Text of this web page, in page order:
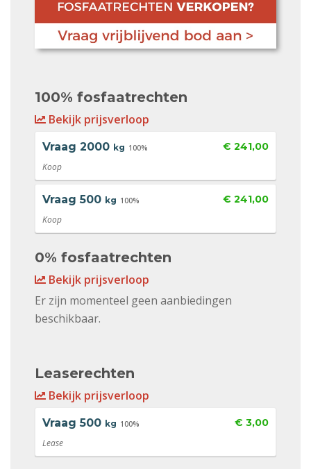
100% fosfaatrechten
Bekijk prijsverloop
Vraag 2000 kg 100% € 241,00
Koop
Vraag 500 kg 100% € 241,00
Koop
0% fosfaatrechten
Bekijk prijsverloop
Er zijn momenteel geen aanbiedingen
beschikbaar.
Leaserechten
Bekijk prijsverloop
Vraag 500 kg 100% € 3,00
Lease